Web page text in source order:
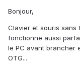
Bonjour,
Clavier et souris sans
fonctionne aussi
le PC avant brancher
OTG...